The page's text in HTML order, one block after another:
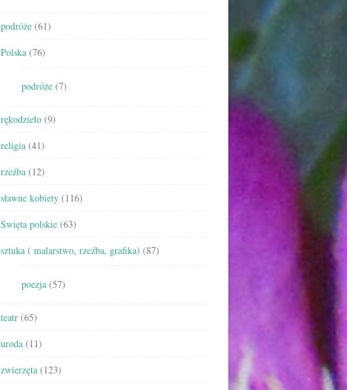
podróże (61)
Polska (76)
podróże (7)
rękodzieło (9)
religia (41)
rzeźba (12)
sławne kobiety (116)
Święta polskie (63)
sztuka ( malarstwo, rzeźba, grafika) (87)
poezja (57)
teatr (65)
uroda (11)
zwierzęta (123)